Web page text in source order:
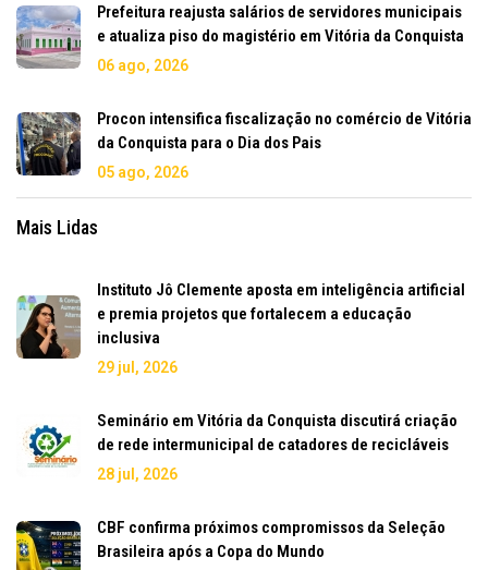
Prefeitura reajusta salários de servidores municipais
e atualiza piso do magistério em Vitória da Conquista
06 ago, 2026
Procon intensifica fiscalização no comércio de Vitória
da Conquista para o Dia dos Pais
05 ago, 2026
Mais Lidas
Instituto Jô Clemente aposta em inteligência artificial
e premia projetos que fortalecem a educação
inclusiva
29 jul, 2026
Seminário em Vitória da Conquista discutirá criação
de rede intermunicipal de catadores de recicláveis
28 jul, 2026
CBF confirma próximos compromissos da Seleção
Brasileira após a Copa do Mundo